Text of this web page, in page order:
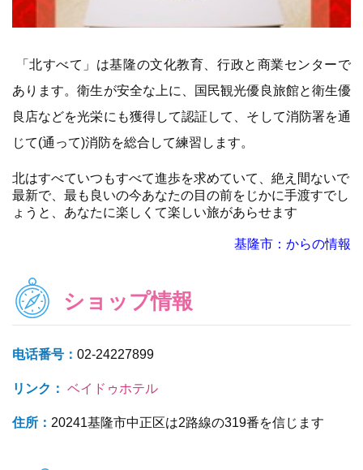
「北すべて」は基隆の文化教育、行政と商業センターで
あります。衛生が安全な上に、国民観光優良旅館と衛生優
良店などを光栄にも獲得して認証して、そして消防署を通
じて(通って)消防を総合して練習します。
北はすべていつもすべて進歩を求めていて、絶え間ないで
最新で、最も良いの今あなたの目の前をじかに手渡すでし
ょうと、あなたに楽しくて楽しい旅があらせます
基隆市：からの情報
ショップ情報
电话番号： 02-24227899
リンク： ベイドゥホテル
住所： 20241基隆市中正区は2路線の319番を信じます